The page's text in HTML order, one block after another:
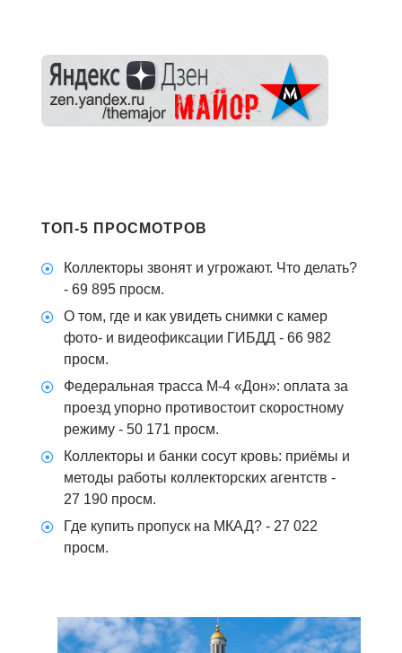
ТОП-5 ПРОСМОТРОВ
Коллекторы звонят и угрожают. Что делать?
- 69 895 просм.
О том, где и как увидеть снимки с камер
фото- и видеофиксации ГИБДД - 66 982
просм.
Федеральная трасса М-4 «Дон»: оплата за
проезд упорно противостоит скоростному
режиму - 50 171 просм.
Коллекторы и банки сосут кровь: приёмы и
методы работы коллекторских агентств -
27 190 просм.
Где купить пропуск на МКАД? - 27 022
просм.